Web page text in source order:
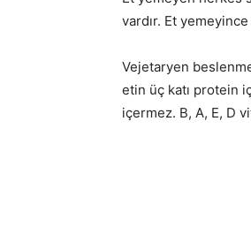
vardır. Et
Vejetaryen
etin üç katı protein
içermez. B, A, E, D